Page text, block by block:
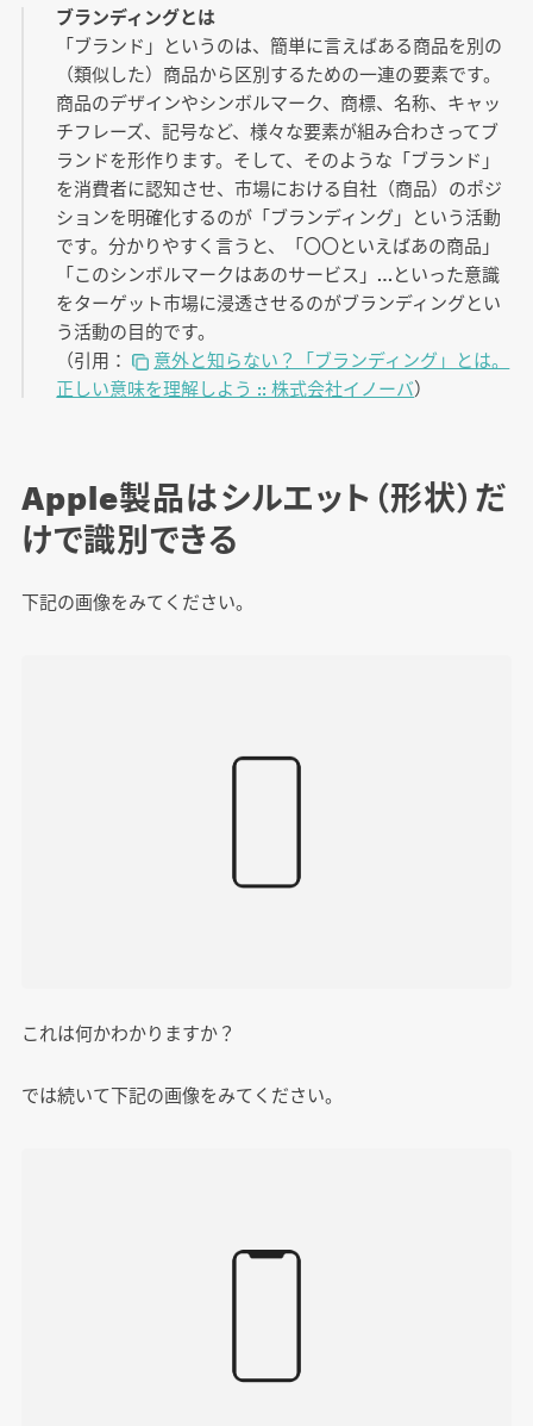
ブランディングとは
「ブランド」というのは、簡単に言えばある商品を別の
（類似した）商品から区別するための一連の要素です。
商品のデザインやシンボルマーク、商標、名称、キャッ
チフレーズ、記号など、様々な要素が組み合わさってブ
ランドを形作ります。そして、そのような「ブランド」
を消費者に認知させ、市場における自社（商品）のポジ
ションを明確化するのが「ブランディング」という活動
です。分かりやすく言うと、「〇〇といえばあの商品」
「このシンボルマークはあのサービス」…といった意識
をターゲット市場に浸透させるのがブランディングとい
う活動の目的です。
（引用：
意外と知らない？「ブランディング」とは。
正しい意味を理解しよう :: 株式会社イノーバ）
Apple製品はシルエット（形状）だ
けで識別できる
下記の画像をみてください。
これは何かわかりますか？
では続いて下記の画像をみてください。